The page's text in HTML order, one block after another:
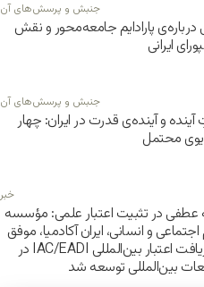
جنبش و پرسش‌های آن
درباره‌ی پارادایم جامعه‌محور و نقش
ایرانی
جنبش و پرسش‌های آن
و آینده‌ی قدرت در ایران: چهار
محتمل
خبر
عطفی در تثبیت اعتبار علمی: مؤسسه
و انسانی، ایران آکادمیا، موفق
به دریافت اعتبار بین‌المللی IAC/EADI در
بین‌المللی توسعه شد